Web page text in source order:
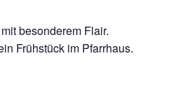
besonderem Flair.
Frühstück im Pfarrhaus.